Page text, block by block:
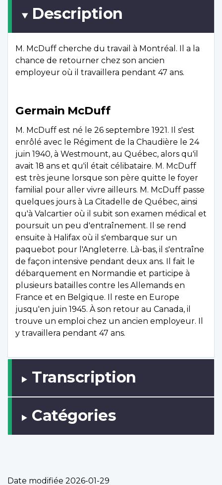
Description
M. McDuff cherche du travail à Montréal. Il a la
chance de retourner chez son ancien
employeur où il travaillera pendant 47 ans.
Germain McDuff
M. McDuff est né le 26 septembre 1921. Il s'est
enrôlé avec le Régiment de la Chaudière le 24
juin 1940, à Westmount, au Québec, alors qu'il
avait 18 ans et qu'il était célibataire. M. McDuff
est très jeune lorsque son père quitte le foyer
familial pour aller vivre ailleurs. M. McDuff passe
quelques jours à La Citadelle de Québec, ainsi
qu'à Valcartier où il subit son examen médical et
poursuit un peu d'entraînement. Il se rend
ensuite à Halifax où il s'embarque sur un
paquebot pour l'Angleterre. Là-bas, il s'entraîne
de façon intensive pendant deux ans. Il fait le
débarquement en Normandie et participe à
plusieurs batailles contre les Allemands en
France et en Belgique. Il reste en Europe
jusqu'en juin 1945. À son retour au Canada, il
trouve un emploi chez un ancien employeur. Il
y travaillera pendant 47 ans.
Transcription
Catégories
Date modifiée 2026-01-29